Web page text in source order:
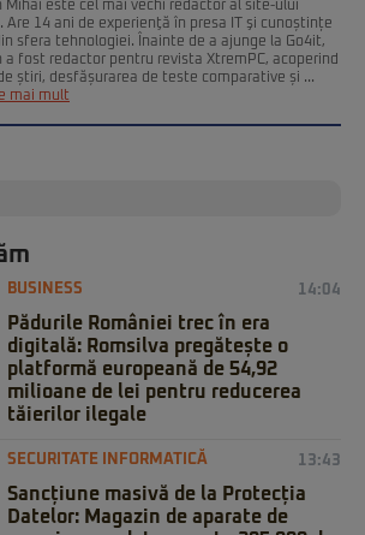
Mihai este cel mai vechi redactor al site-ului
Are 14 ani de experienţă în presa IT şi cunoștințe
sfera tehnologiei. Înainte de a ajunge la Go4it,
a fost redactor pentru revista XtremPC, acoperind
știri, desfășurarea de teste comparative și ...
mai mult
BUSINESS 14:04
Pădurile României trec în era
digitală: Romsilva pregătește o
platformă europeană de 54,92
milioane de lei pentru reducerea
tăierilor ilegale
SECURITATE INFORMATICĂ 13:43
Sancțiune masivă de la Protecția
Datelor: Magazin de aparate de